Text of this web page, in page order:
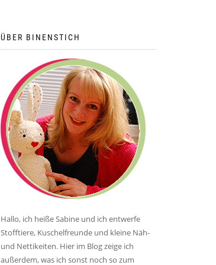
ÜBER BINENSTICH
Hallo, ich heiße Sabine und ich entwerfe
Stofftiere, Kuschelfreunde und kleine Näh-
und Nettikeiten. Hier im Blog zeige ich
außerdem, was ich sonst noch so zum